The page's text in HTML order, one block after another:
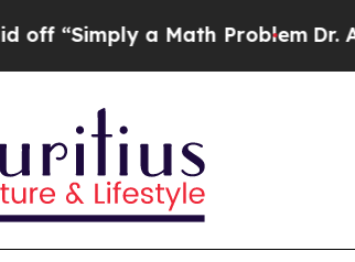
Math Problem Dr. Abdul El-